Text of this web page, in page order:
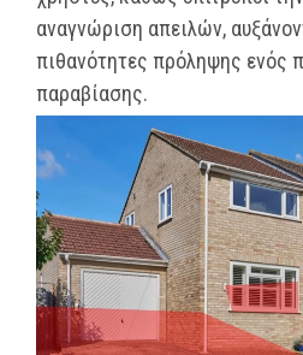
αναγνώριση απειλών,
πιθανότητες πρόληψης ενός
παραβίασης.